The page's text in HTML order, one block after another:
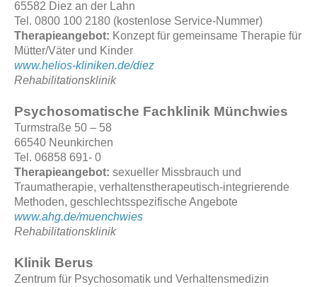
65582 Diez an der Lahn
Tel. 0800 100 2180 (kostenlose Service-Nummer)
Therapieangebot: Konzept für gemeinsame Therapie für
Mütter/Väter und Kinder
www.helios-kliniken.de/diez
Rehabilitationsklinik
Psychosomatische Fachklinik Münchwies
Turmstraße 50 – 58
66540 Neunkirchen
Tel. 06858 691- 0
Therapieangebot: sexueller Missbrauch und
Traumatherapie, verhaltenstherapeutisch-integrierende
Methoden, geschlechtsspezifische Angebote
www.ahg.de/muenchwies
Rehabilitationsklinik
Klinik Berus
Zentrum für Psychosomatik und Verhaltensmedizin